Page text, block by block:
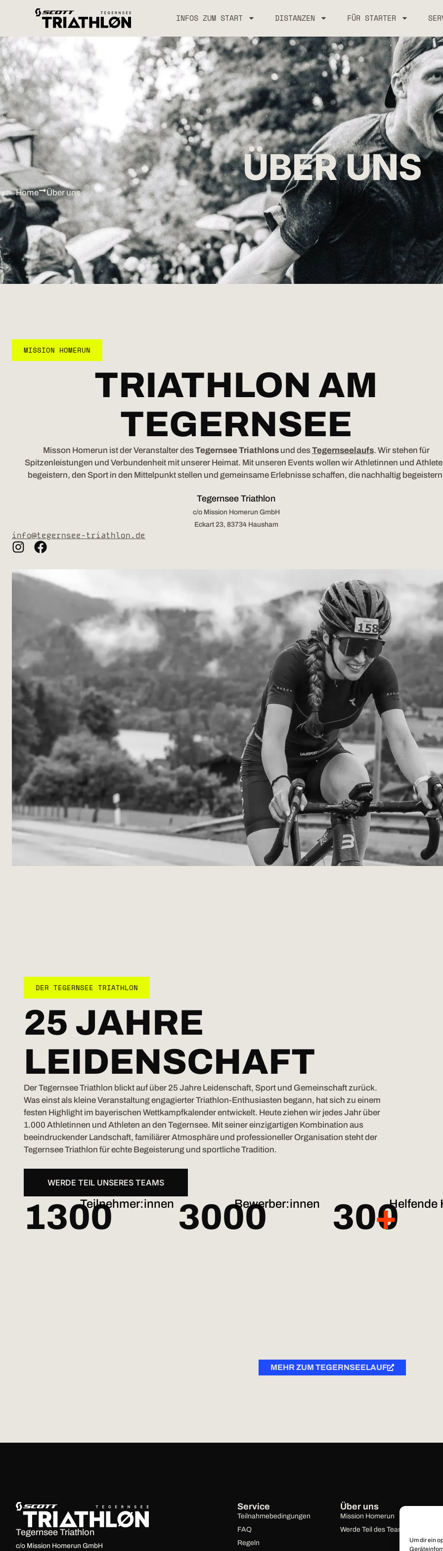
Um dir ein
INFOS ZUM START DISTANZEN FÜR STARTER
ÜBER UNS
Home Über uns
MISSION HOMERUN
TRIATHLON AM
TEGERNSEE
Misson Homerun ist der Veranstalter desTegernsee Triathlonsund desTegernseelaufs. Wir stehen für
Spitzenleistungen und Verbundenheit mit unserer Heimat. Mit unseren Events wollen wir Athletinnen und
begeistern, den Sport in den Mittelpunkt stellen und gemeinsame Erlebnisse schaffen, die nachhaltig
Tegernsee Triathlon
c/o Mission Homerun GmbH
Eckart 23, 83734 Hausham
info@tegernsee-triathlon.de
DER TEGERNSEE TRIATHLON
25 JAHRE
LEIDENSCHAFT
Der Tegernsee Triathlon blickt auf über 25 Jahre Leidenschaft, Sport und Gemeinschaft zurück.
Was einst als kleine Veranstaltung engagierter Triathlon-Enthusiasten begann, hat sich zu einem
festen Highlight im bayerischen Wettkampfkalender entwickelt. Heute ziehen wir jedes Jahr über
1.000 Athletinnen und Athleten an den Tegernsee. Mit seiner einzigartigen Kombination aus
beeindruckender Landschaft, familiärer Atmosphäre und professioneller Organisation steht der
Tegernsee Triathlon für echte Begeisterung und sportliche Tradition.
WERDE TEIL UNSERES TEAMS
1300Teilnehmer:innen 3000Bewerber:innen 300
+Helfende
MEHR ZUM TEGERNSEELAUF
Tegernsee Triathlon
c/o Mission Homerun GmbH
Service
Teilnahme­bedingungen
FAQ
Regeln
Über uns
Mission Homerun
Werde Teil des Teams